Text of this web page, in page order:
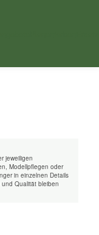
jeweiligen
Modellpflegen oder
in einzelnen Details
Qualität bleiben